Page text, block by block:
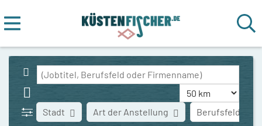
Stadt Art der Anstellung Berufsfeld